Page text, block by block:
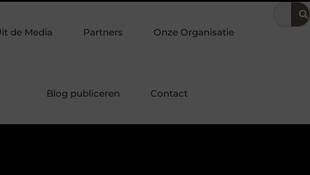
Dit is hoe je de beste kapper in
de Media Partners Onze Organisatie
Blog publiceren Contact